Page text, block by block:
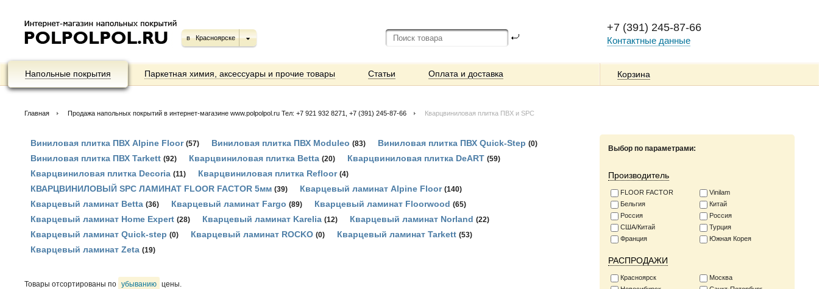
в Красноярске
+7 (391) 245-87-66
Контактные данные
Напольные покрытия Паркетная химия, аксессуары и прочие товары Статьи Оплата и доставка Корзина
Выбор по параметрами:
Производитель
FLOOR FACTOR
Vinilam
Бельгия
Китай
Россия
Россия
США/Китай
Турция
Франция
Южная Корея
РАСПРОДАЖИ
Красноярск
Москва
Главная Продажа напольных покрытий в интернет-магазине www.polpolpol.ru Тел: +7 921 932 8271, +7 (391) 245-87-66 Кварцвиниловая плитка ПВХ и SPC
Виниловая плитка ПВХ Alpine Floor (57) Виниловая плитка ПВХ Moduleo (83) Виниловая плитка ПВХ Quick-Step (0)
Виниловая плитка ПВХ Tarkett (92) Кварцвиниловая плитка Betta (20) Кварцвиниловая плитка DeART (59)
Кварцвиниловая плитка Decoria (11) Кварцвиниловая плитка Refloor (4)
КВАРЦВИНИЛОВЫЙ SPC ЛАМИНАТ FLOOR FACTOR 5мм (39) Кварцевый ламинат Alpine Floor (140)
Кварцевый ламинат Betta (36) Кварцевый ламинат Fargo (89) Кварцевый ламинат Floorwood (65)
Кварцевый ламинат Home Expert (28) Кварцевый ламинат Karelia (12) Кварцевый ламинат Norland (22)
Кварцевый ламинат Quick-step (0) Кварцевый ламинат ROCKO (0) Кварцевый ламинат Tarkett (53)
Кварцевый ламинат Zeta (19)
Товары отсортированы по убыванию цены.